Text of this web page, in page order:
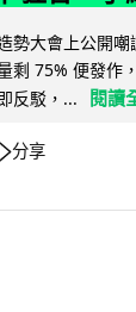
勢大會上公開
剩 75% 便發作
反駁，...
閱讀
分享